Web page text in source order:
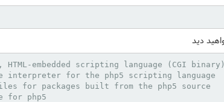
embedded scripting language (CGI binary)
interpreter for the php5 scripting language
files for packages built from the php5 source
for php5